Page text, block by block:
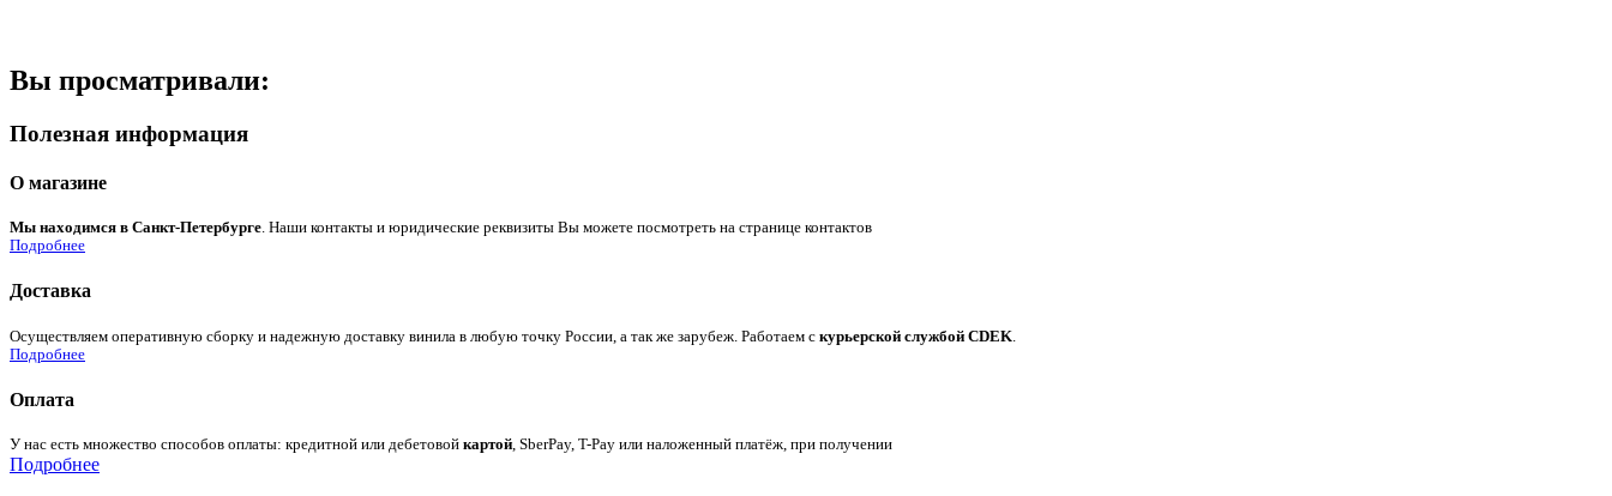
Вы просматривали:
Полезная информация
О магазине
Мы находимся в Санкт-Петербурге. Наши контакты и юридические реквизиты Вы можете посмотреть на странице контактов
Подробнее
Доставка
Осуществляем оперативную сборку и надежную доставку винила в любую точку России, а так же зарубеж. Работаем с курьерской службой CDEK
Подробнее
Оплата
У нас есть множество способов оплаты: кредитной или дебетовой картой, SberPay, T-Pay или наложенный платёж, при получении
Подробнее